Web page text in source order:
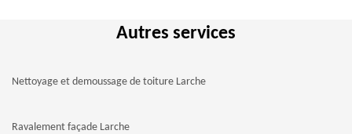
Autres services
Nettoyage et demoussage de toiture Larche
Ravalement façade Larche